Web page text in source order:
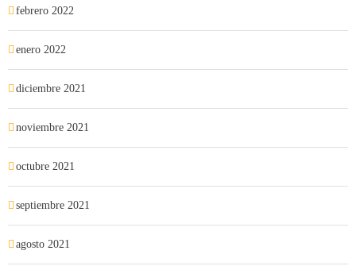
febrero 2022
enero 2022
diciembre 2021
noviembre 2021
octubre 2021
septiembre 2021
agosto 2021